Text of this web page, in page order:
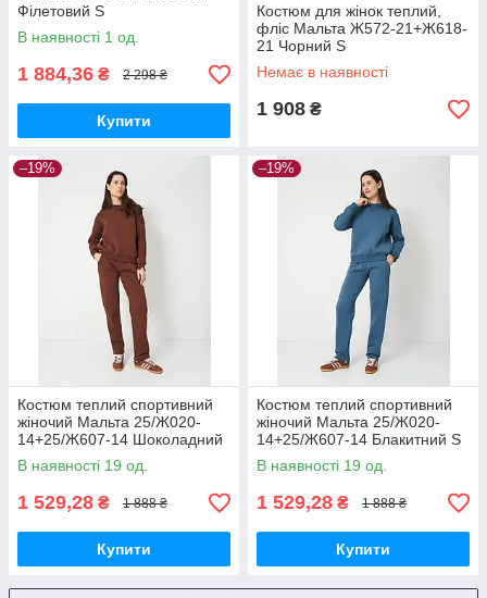
Філетовий S
В наявності 1 од.
1 884,36 ₴ 2 298 ₴
Купити
Костюм для жінок теплий,
фліс Мальта Ж572-21+Ж618-
21 Чорний S
Немає в наявності
1 908 ₴
–19%
Костюм теплий спортивний
жіночий Мальта 25/Ж020-
14+25/Ж607-14 Шоколадний
S
В наявності 19 од.
1 529,28 ₴ 1 888 ₴
Купити
–19%
Костюм теплий спортивний
жіночий Мальта 25/Ж020-
14+25/Ж607-14 Блакитний S
В наявності 19 од.
1 529,28 ₴ 1 888 ₴
Купити